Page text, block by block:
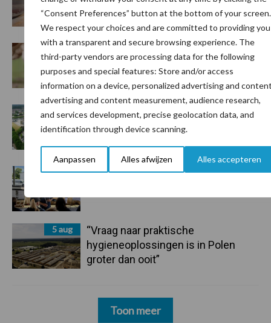
“Consent Preferences” button at the bottom of your screen.
We respect your choices and are committed to providing you
with a transparent and secure browsing experience. The
third-party vendors are processing data for the following
purposes and special features: Store and/or access
information on a device, personalized advertising and
advertising and content measurement, audience research,
and services development, precise geolocation data, and
identification through device scanning.
Aanpassen Alles afwijzen Alles accepteren
handel in de greep
7 aug
De speenhuid: een vaak
onderschatte risicofactor voor
mastitis
6 aug
ForFarmers ziet volume en
marktaandeel groeien in krimpende
6 aug
Tien praktische tips voor een
5 aug
“Vraag naar praktische
hygieneoplossingen is in Polen
groter dan ooit”
Toon meer